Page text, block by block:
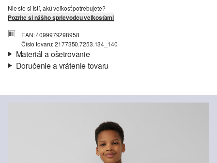
Nie ste si istí, akú veľkosť potrebujete?
Pozrite si nášho sprievodcu veľkosťami
EAN: 4099979298958
Číslo tovaru: 2177350.7253.134_140
Materiál a ošetrovanie
Materiál: Bavlna
Doručenie a vrátenie tovaru
Vaša objednávka bude odoslaná do 4-8 pracovných dní
štandardné doručenie sú 4,95 €